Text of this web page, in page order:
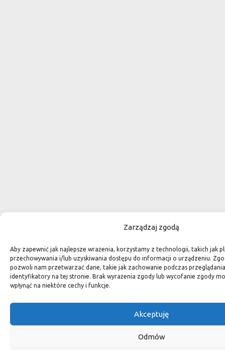
Zarządzaj zgodą
Aby zapewnić jak najlepsze wrażenia, korzystamy z technologii, takich jak
przechowywania i/lub uzyskiwania dostępu do informacji o urządzeniu.
pozwoli nam przetwarzać dane, takie jak zachowanie podczas
identyfikatory na tej stronie. Brak wyrażenia zgody lub wycofanie zgody
wpłynąć na niektóre cechy i funkcje.
Akceptuję
Odmów